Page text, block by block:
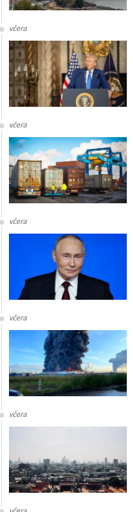
včera
včera
včera
včera
včera